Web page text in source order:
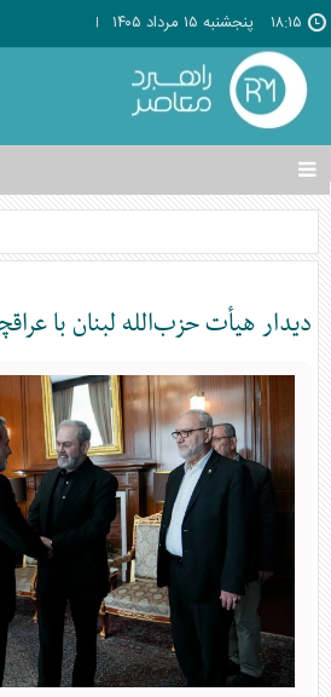
۱۸:۱۵ پنجشنبه ۱۵ مرداد ۱۴۰۵
تغییر
وضعیت
منوی
ها
دیدار هیأت حزب‌الله لبنان با